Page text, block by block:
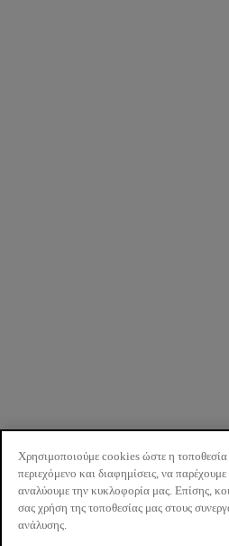
Χρησιμοποιούμε cookies ώστε η τοποθεσία
περιεχόμενο και διαφημίσεις, να
αναλύουμε την κυκλοφορία μας. Επίσης,
σας χρήση της τοποθεσίας μας στους
ανάλυσης.